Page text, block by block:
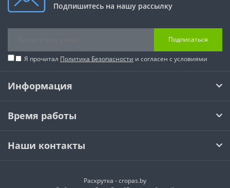
Подпишитесь на нашу рассылку
Подписаться
Я прочитал Политика Безопасности и согласен с условиями
Информация
Время работы
Наши контакты
Раскрутка -cropas.by